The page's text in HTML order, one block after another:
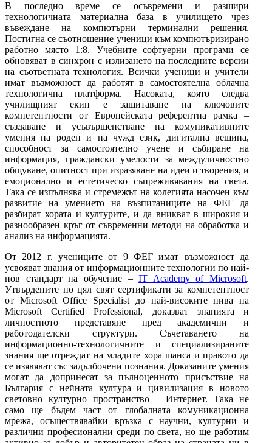
В последно време се осъвремени и разшири
технологичната материална база в училището чрез
въвеждане на компютърни терминални решения.
Постигна се съотношение ученици към компютъризирано
работно място 1:8. Учебните софтуерни програми се
обновяват в синхрон с излизането на последните версии
на съответната технология. Всички ученици и учители
имат възможност да работят в самостоятелна облачна
технологична платформа. Насоката, която следва
училищният екип е защитаване на ключовите
компетентности от Европейската референтна рамка –
създаване и усъвършенстване на комуникативните
умения на роден и на чужд език, дигитална вещина,
способност за самостоятелно учене и събиране на
информация, граждански умелости за междуличностно
общуване, опитност при изразяване на идеи и творения, и
емоционално и естетическо съпреживявания на света.
Така се изпълнява и стремежът на колегията насочен към
развитие на умението на възпитаниците на ФЕГ да
разбират хората и културите, и да вникват в широкия и
разнообразен кръг от съвременни методи на обработка и
анализ на информацията.
От 2012 г. учениците от 9 ФЕГ имат възможност да
усвояват знания от информационните технологии по най-
нов стандарт на обучение –IT Academy of Microsoft.
Утвърдените по цял свят сертификати за компетентност
от Microsoft Office Specialist до най-високите нива на
Microsoft Certified Professional, доказват знанията и
личностното представяне пред академични и
работодателски структури. Съчетаването на
информационно-технологичните и специализираните
знания ще отреждат на младите хора шанса и правото да
се изявяват със задълбочени познания. Доказаните умения
могат да допринесат за пълноценното присъствие на
България с нейната култура и цивилизация в новото
световно културно пространство – Интернет. Така не
само ще бъдем част от глобалната комуникационна
мрежа, осъществявайки връзка с научни, културни и
различни професионални среди по света, но ще работим